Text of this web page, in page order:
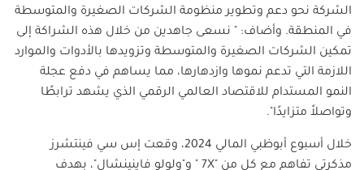
الشركة نحو دعم وتطوير منظومة الشركات الصغيرة والمتوسطة
في المنطقة. وأضاف: " نسعى جاهدين من خلال هذه الشراكة إلى
تمكين الشركات الصغيرة والمتوسطة وتزويدها بالأدوات والموارد
اللازمة التي تدعم نموها وازدهارها، مما يساهم في دفع عجلة
النمو المستدام للاقتصاد العالمي الرقمي الذي يشهد ترابطًا
وتواصلاً متزايدًا".
خلال أسبوع أبوظبي المالي 2024، وقعت إس سي فينتشرز
مذكرتي تفاهم مع كل من "7 X
" و"ولولو فاينينشال"، بهدف